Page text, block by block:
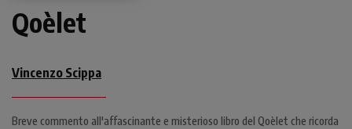
Qoèlet
Vincenzo Scippa
Breve commento all'affascinante e misterioso libro del Qoèlet che ricorda